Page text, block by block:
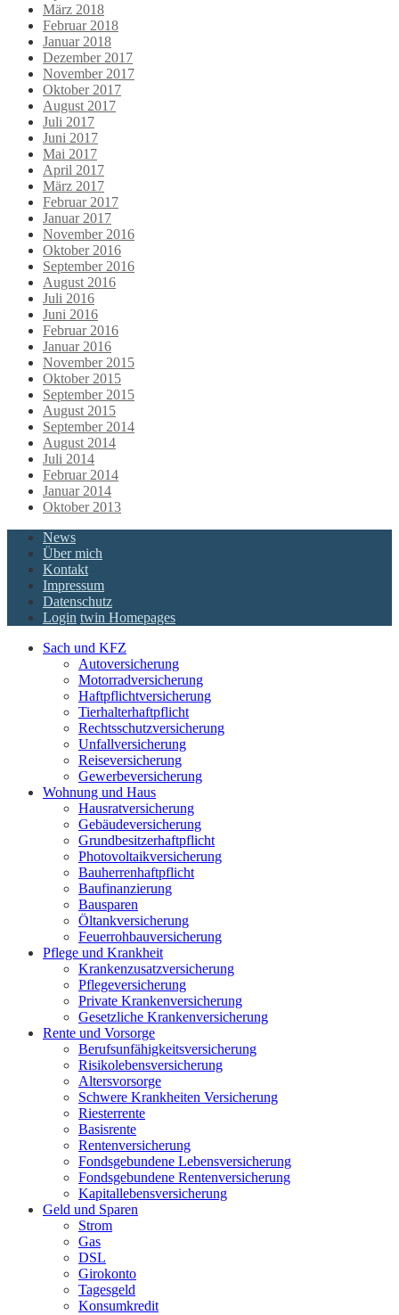
März 2018
Februar 2018
Januar 2018
Dezember 2017
November 2017
Oktober 2017
August 2017
Juli 2017
Juni 2017
Mai 2017
April 2017
März 2017
Februar 2017
Januar 2017
November 2016
Oktober 2016
September 2016
August 2016
Juli 2016
Juni 2016
Februar 2016
Januar 2016
November 2015
Oktober 2015
September 2015
August 2015
September 2014
August 2014
Juli 2014
Februar 2014
Januar 2014
Oktober 2013
News
Über mich
Kontakt
Impressum
Datenschutz
Login twin Homepages
Sach und KFZ
Autoversicherung
Motorradversicherung
Haftpflichtversicherung
Tierhalterhaftpflicht
Rechtsschutzversicherung
Unfallversicherung
Reiseversicherung
Gewerbeversicherung
Wohnung und Haus
Hausratversicherung
Gebäudeversicherung
Grundbesitzerhaftpflicht
Photovoltaikversicherung
Bauherrenhaftpflicht
Baufinanzierung
Bausparen
Öltankversicherung
Feuerrohbauversicherung
Pflege und Krankheit
Krankenzusatzversicherung
Pflegeversicherung
Private Krankenversicherung
Gesetzliche Krankenversicherung
Rente und Vorsorge
Berufs­unfähigkeitsversicherung
Risikolebensversicherung
Altersvorsorge
Schwere Krankheiten Versicherung
Riesterrente
Basisrente
Rentenversicherung
Fondsgebundene Lebensversicherung
Fondsgebundene Rentenversicherung
Kapitallebensversicherung
Geld und Sparen
Strom
Gas
DSL
Girokonto
Tagesgeld
Konsumkredit